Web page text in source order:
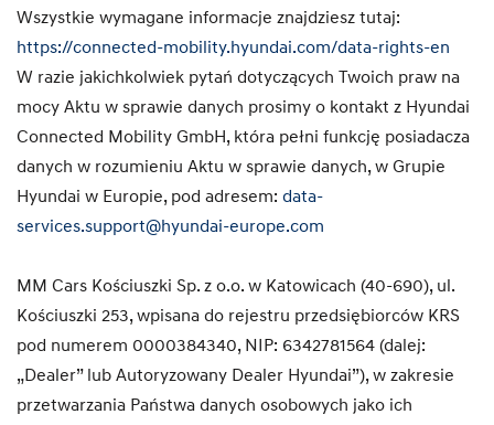
Wszystkie wymagane informacje znajdziesz tutaj:
https://connected-mobility.hyundai.com/data-rights-en
W razie jakichkolwiek pytań dotyczących Twoich praw na
mocy Aktu w sprawie danych prosimy o kontakt z Hyundai
Connected Mobility GmbH, która pełni funkcję posiadacza
danych w rozumieniu Aktu w sprawie danych, w Grupie
Hyundai w Europie, pod adresem: data-
services.support@hyundai-europe.com
MM Cars Kościuszki Sp. z o.o. w Katowicach (40-690), ul.
Kościuszki 253, wpisana do rejestru przedsiębiorców KRS
pod numerem 0000384340, NIP: 6342781564 (dalej:
„Dealer” lub Autoryzowany Dealer Hyundai”), w zakresie
przetwarzania Państwa danych osobowych jako ich